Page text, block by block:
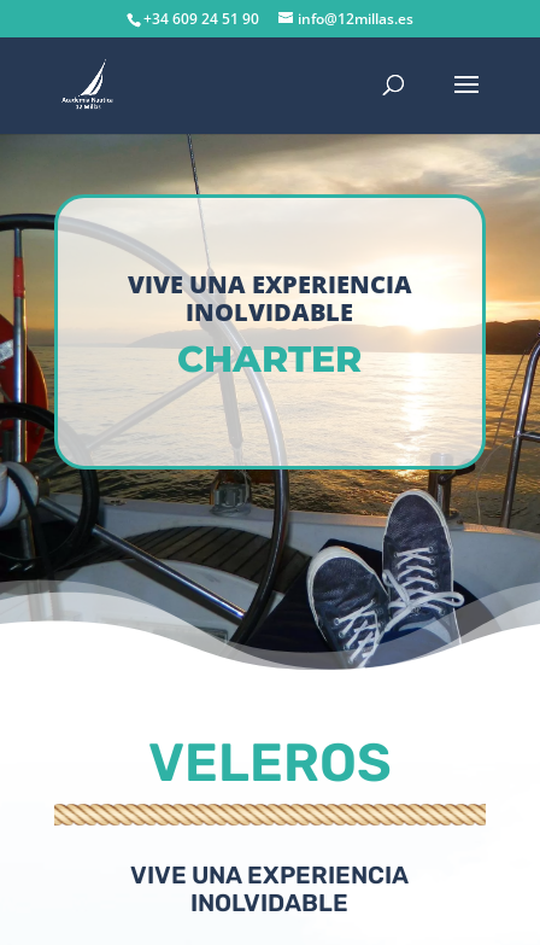
+34 609 24 51 90 info@12millas.es
VIVE UNA EXPERIENCIA
INOLVIDABLE
CHARTER
VELEROS
VIVE UNA EXPERIENCIA
INOLVIDABLE